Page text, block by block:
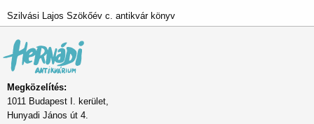
Szilvási Lajos Szökőév c. antikvár könyv
Megközelítés:
1011 Budapest I. kerület,
Hunyadi János út 4.